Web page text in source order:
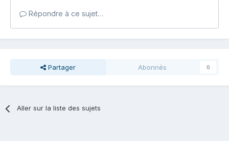
Répondre à ce sujet…
Partager Abonnés 0
Aller sur la liste des sujets